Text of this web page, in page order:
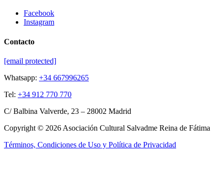
Facebook
Instagram
Contacto
[email protected]
Whatsapp: +34 667996265
Tel: +34 912 770 770
C/ Balbina Valverde, 23 – 28002 Madrid
Copyright © 2026 Asociación Cultural Salvadme Reina de Fátima
Términos, Condiciones de Uso y Política de Privacidad